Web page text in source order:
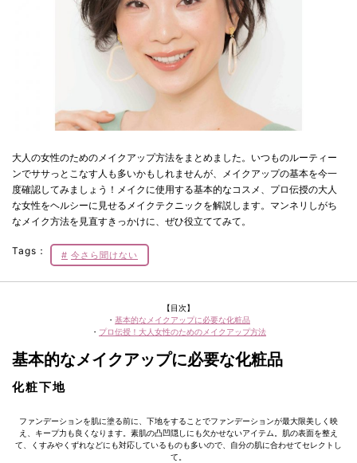
大人の女性のためのメイクアップ方法をまとめました。いつものルーティー
ンでササっとこなす人も多いかもしれませんが、メイクアップの基本を今一
度確認してみましょう！メイクに使用する基本的なコスメ、プロ伝授の大人
な女性をヘルシーに見せるメイクテクニックを解説します。マンネリしがち
なメイク方法を見直すきっかけに、ぜひ役立ててみて。
Tags： 今さら聞けない
【目次】
・ 基本的なメイクアップに必要な化粧品
・ プロ伝授！大人女性のためのメイクアップ方法
基本的なメイクアップに必要な化粧品
化粧下地
ファンデーションを肌に塗る前に、下地をすることでファンデーションが最大限美しく映
え、キープ力も良くなります。素肌の凸凹隠しにも欠かせないアイテム。肌の表面を整え
て、くすみやくずれなどにも対応しているものも多いので、自分の肌に合わせてセレクトし
て。